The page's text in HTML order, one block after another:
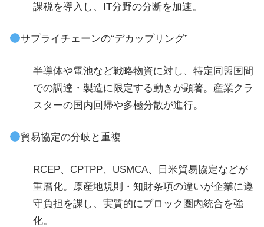
課税を導入し、IT分野の分断を加速。
サプライチェーンの“デカップリング”
半導体や電池など戦略物資に対し、特定同盟国間
での調達・製造に限定する動きが顕著。産業クラ
スターの国内回帰や多極分散が進行。
貿易協定の分岐と重複
RCEP、CPTPP、USMCA、日米貿易協定などが
重層化。原産地規則・知財条項の違いが企業に遵
守負担を課し、実質的にブロック圏内統合を強
化。